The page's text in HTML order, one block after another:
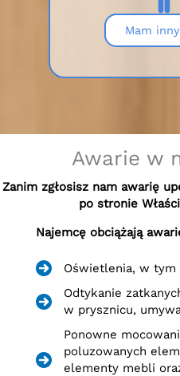
Mam
Awarie w
Zanim zgłosisz nam awarię
po stronie
Najemcę obciążają
Oświetlenia, w tym
Odtykanie
w prysznicu,
Ponowne
poluzowanych
elementy mebli